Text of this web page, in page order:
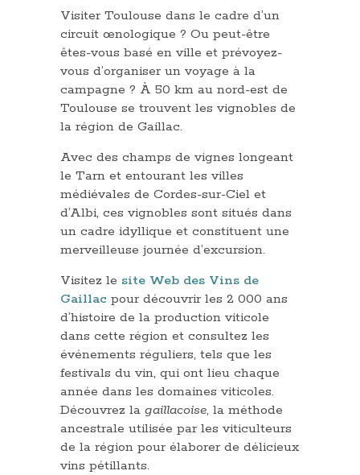
Visiter Toulouse dans le cadre d’un
circuit œnologique ? Ou peut-être
êtes-vous basé en ville et prévoyez-
vous d’organiser un voyage à la
campagne ? À 50 km au nord-est de
Toulouse se trouvent les vignobles de
la région de Gaillac.
Avec des champs de vignes longeant
le Tarn et entourant les villes
médiévales de Cordes-sur-Ciel et
d’Albi, ces vignobles sont situés dans
un cadre idyllique et constituent une
merveilleuse journée d’excursion.
Visitez le site Web des Vins de
Gaillac pour découvrir les 2 000 ans
d’histoire de la production viticole
dans cette région et consultez les
événements réguliers, tels que les
festivals du vin, qui ont lieu chaque
année dans les domaines viticoles.
Découvrez la gaillacoise, la méthode
ancestrale utilisée par les viticulteurs
de la région pour élaborer de délicieux
vins pétillants.